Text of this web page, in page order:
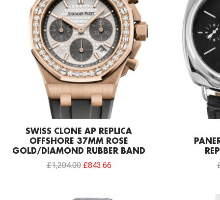
SWISS CLONE AP REPLICA
OFFSHORE 37MM ROSE
GOLD/DIAMOND RUBBER BAND
£1,204.00 £843.66